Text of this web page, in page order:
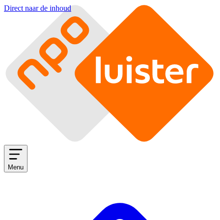
Direct naar de inhoud
Menu